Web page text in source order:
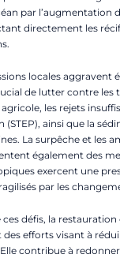
par l’augmentation
directement les
locales aggravent
de lutter contre les
les rejets
(STEP), ainsi que la
La surpêche et les
également des
exercent une
par les
défis, la
efforts visant à
contribue à